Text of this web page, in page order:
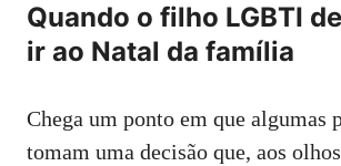
Quando o filho LGBTI
ir ao Natal da família
Chega um ponto em que algumas
tomam uma decisão que, aos